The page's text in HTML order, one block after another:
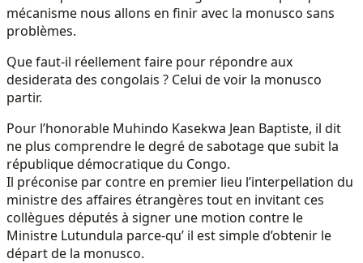
mécanisme nous allons en finir avec la monusco sans
problèmes.
Que faut-il réellement faire pour répondre aux
desiderata des congolais ? Celui de voir la monusco
partir.
Pour l’honorable Muhindo Kasekwa Jean Baptiste, il dit
ne plus comprendre le degré de sabotage que subit la
république démocratique du Congo.
Il préconise par contre en premier lieu l’interpellation du
ministre des affaires étrangères tout en invitant ces
collègues députés à signer une motion contre le
Ministre Lutundula parce-qu’ il est simple d’obtenir le
départ de la monusco.